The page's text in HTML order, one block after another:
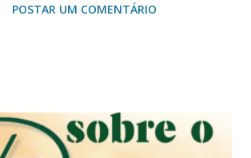
em 16/07/1867 , sob o título de
e próprios para plantar o Reino de
presbiteriana. Como se fez
que seja nossa convicção: somos
POSTAR UM COMENTÁRIO